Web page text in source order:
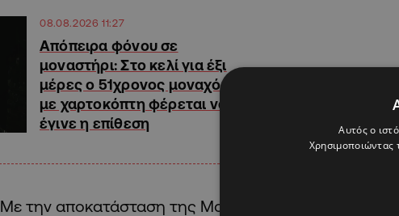
08.08.2026 11:27
Απόπειρα φόνου σε
μοναστήρι: Στο κελί για έξι
μέρες ο 51χρονος μοναχός,
με χαρτοκόπτη φέρεται να
έγινε η επίθεση
Με την αποκατάσταση της Μονάδας Αφαλάτωσης
Αυτός ο
Χρησιμοποιώντας